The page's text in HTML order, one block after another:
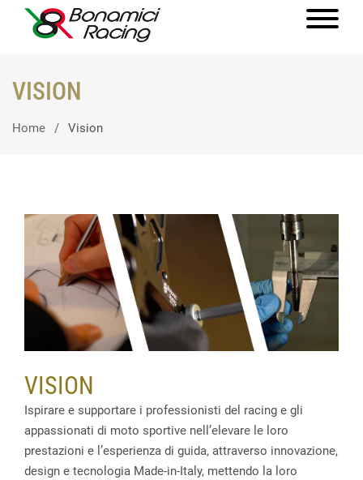
VISION
Home Vision
VISION
Ispirare e supportare i professionisti del racing e gli
appassionati di moto sportive nell’elevare le loro
prestazioni e l’esperienza di guida, attraverso innovazione,
design e tecnologia Made-in-Italy, mettendo la loro